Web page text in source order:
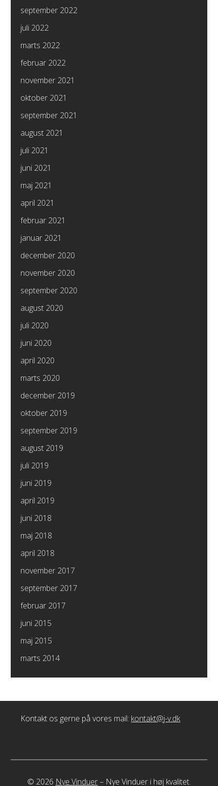
september 2022
juli 2022
marts 2022
februar 2022
november 2021
oktober 2021
september 2021
august 2021
juli 2021
juni 2021
maj 2021
april 2021
februar 2021
januar 2021
december 2020
november 2020
september 2020
august 2020
juli 2020
juni 2020
april 2020
marts 2020
december 2019
oktober 2019
september 2019
august 2019
juli 2019
juni 2019
april 2019
juni 2018
maj 2018
april 2018
november 2017
september 2017
februar 2017
juni 2015
maj 2015
marts 2014
Kontakt os gerne på vores mail: kontakt@j-v.dk
© 2026 Nye Vinduer– Nye Vinduer i høj kvalitet.